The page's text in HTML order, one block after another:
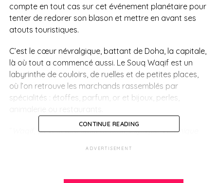
compte en tout cas sur cet événement planétaire pour
tenter de redorer son blason et mettre en avant ses
atouts touristiques.
C’est le cœur névralgique, battant de Doha, la capitale,
là où tout a commencé aussi. Le Souq Waqif est un
labyrinthe de couloirs, de ruelles et de petites places,
où l’on retrouve les marchands rassemblés par
spécialités : étoffes, parfum, or et bijoux, perles,
Waqif, ça veut dire souk debout, explique Véronique
beaucoup de temps, donc c’est un souk où les gens
CONTINUE READING
ADVERTISEMENT